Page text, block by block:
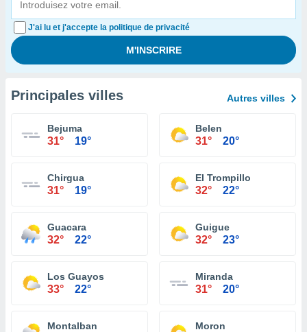
J'ai lu et j'accepte la politique de privacité
Principales villes Autres villes
Bejuma
31° 19°
Belen
31° 20°
Chirgua
31° 19°
El Trompillo
32° 22°
Guacara
32° 22°
Guigue
32° 23°
Los Guayos
33° 22°
Miranda
31° 20°
Montalban Moron